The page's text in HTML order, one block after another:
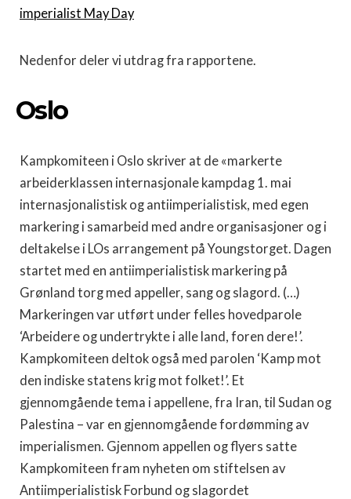
imperialist May Day
Nedenfor deler vi utdrag fra rapportene.
Oslo
Kampkomiteen i Oslo skriver at de «markerte
arbeiderklassen internasjonale kampdag 1. mai
internasjonalistisk og antiimperialistisk, med egen
markering i samarbeid med andre organisasjoner og i
deltakelse i LOs arrangement på Youngstorget. Dagen
startet med en antiimperialistisk markering på
Grønland torg med appeller, sang og slagord. (…)
Markeringen var utført under felles hovedparole
‘Arbeidere og undertrykte i alle land, foren dere!’.
Kampkomiteen deltok også med parolen ‘Kamp mot
den indiske statens krig mot folket!’. Et
gjennomgående tema i appellene, fra Iran, til Sudan og
Palestina – var en gjennomgående fordømming av
imperialismen. Gjennom appellen og flyers satte
Kampkomiteen fram nyheten om stiftelsen av
Antiimperialistisk Forbund og slagordet